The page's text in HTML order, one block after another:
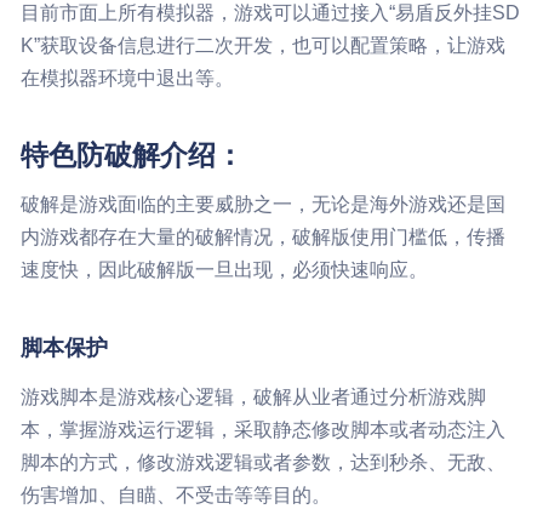
目前市面上所有模拟器，游戏可以通过接入“易盾反外挂SD
K”获取设备信息进行二次开发，也可以配置策略，让游戏
在模拟器环境中退出等。
特色防破解介绍：
破解是游戏面临的主要威胁之一，无论是海外游戏还是国
内游戏都存在大量的破解情况，破解版使用门槛低，传播
速度快，因此破解版一旦出现，必须快速响应。
脚本保护
游戏脚本是游戏核心逻辑，破解从业者通过分析游戏脚
本，掌握游戏运行逻辑，采取静态修改脚本或者动态注入
脚本的方式，修改游戏逻辑或者参数，达到秒杀、无敌、
伤害增加、自瞄、不受击等等目的。